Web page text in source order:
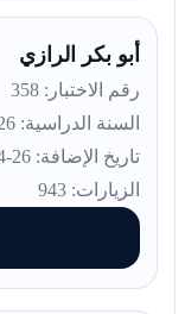
أبو بكر الرازي
رقم الاختبار: 358
السنة الدراسية: 2025/2026
تاريخ الإضافة: 26-04-2026
الزيارات: 943